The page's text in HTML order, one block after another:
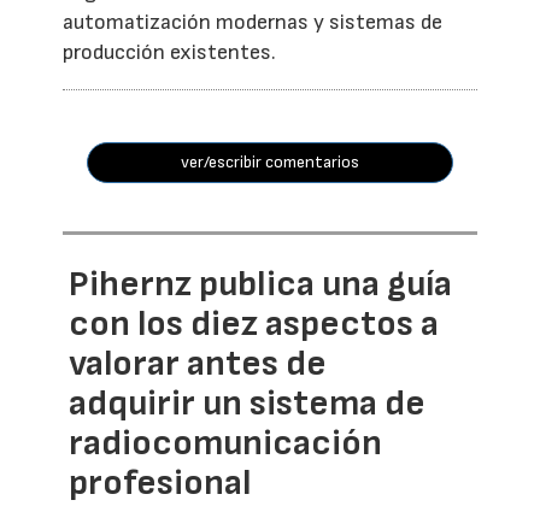
automatización modernas y sistemas de
producción existentes.
ver/escribir comentarios
Pihernz publica una guía
con los diez aspectos a
valorar antes de
adquirir un sistema de
radiocomunicación
profesional